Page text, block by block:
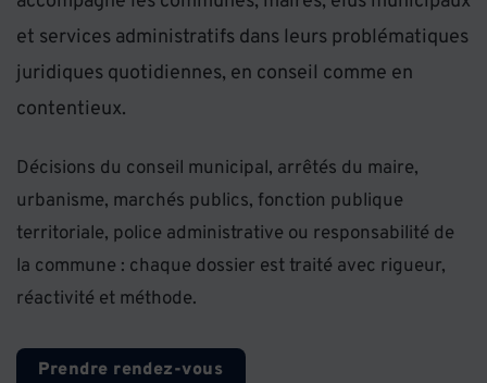
et services administratifs dans leurs problématiques
juridiques quotidiennes, en conseil comme en
contentieux.
Décisions du conseil municipal, arrêtés du maire,
urbanisme, marchés publics, fonction publique
territoriale, police administrative ou responsabilité de
la commune : chaque dossier est traité avec rigueur,
réactivité et méthode.
Prendre rendez-vous